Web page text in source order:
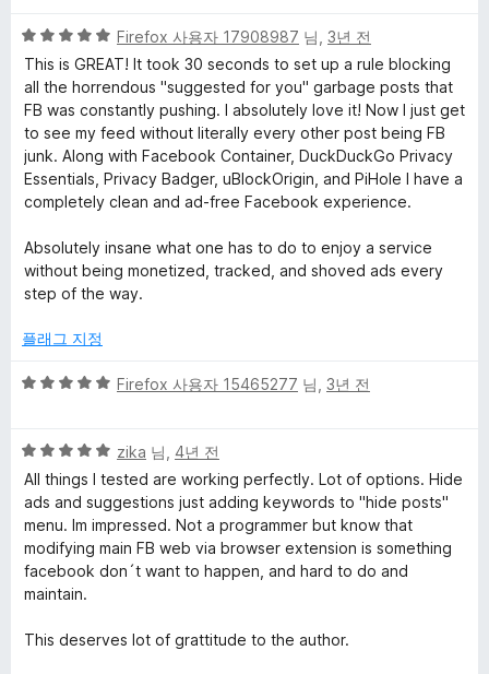
5
점
만
점
에
5
점
Firefox 사용자 17908987 님, 3년 전
This is GREAT! It took 30 seconds to set up a rule blocking
all the horrendous "suggested for you" garbage posts that
FB was constantly pushing. I absolutely love it! Now I just get
to see my feed without literally every other post being FB
junk. Along with Facebook Container, DuckDuckGo Privacy
Essentials, Privacy Badger, uBlockOrigin, and PiHole I have a
completely clean and ad-free Facebook experience.
Absolutely insane what one has to do to enjoy a service
without being monetized, tracked, and shoved ads every
step of the way.
플래그 지정
5
점
에
5
점
Firefox 사용자 15465277 님, 3년 전
5
점
만
점
에
5
점
zika 님, 4년 전
All things I tested are working perfectly. Lot of options. Hide
ads and suggestions just adding keywords to "hide posts"
menu. Im impressed. Not a programmer but know that
modifying main FB web via browser extension is something
facebook don´t want to happen, and hard to do and
maintain.
This deserves lot of grattitude to the author.